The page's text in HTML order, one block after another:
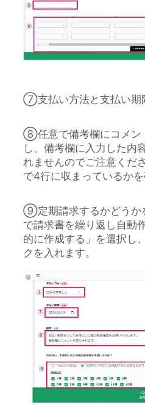
⑦支払い方法と支払い期
⑧任意で備考欄にコメン
し、備考欄に入力した内
れませんのでご注意くだ
で4行に収まっているかを
⑨定期請求するかどうか
で請求書を繰り返し自動
的に作成する」を選択し
クを入れます。